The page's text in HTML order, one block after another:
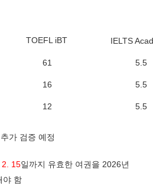
TOEFL iBT IELTS
61 5.5
16 5.5
12 5.5
가 검증 예정
15일까지 유효한 여권을 2026년
야 함